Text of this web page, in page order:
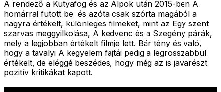
A rendező a Kutyafog és az Alpok után 2015-ben A
homárral futott be, és azóta csak szórta magából a
nagyra értékelt, különleges filmeket, mint az Egy szent
szarvas meggyilkolása, A kedvenc és a Szegény párák,
mely a legjobban értékelt filmje lett. Bár tény és való,
hogy a tavalyi A kegyelem fajtái pedig a legrosszabbul
értékelt, de eléggé beszédes, hogy még az is javarészt
pozitív kritikákat kapott.